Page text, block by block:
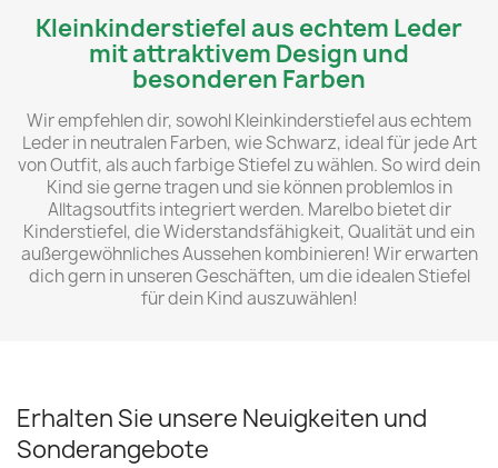
Kleinkinderstiefel aus echtem Leder
mit attraktivem Design und
besonderen Farben
Wir empfehlen dir, sowohl Kleinkinderstiefel aus echtem
Leder in neutralen Farben, wie Schwarz, ideal für jede Art
von Outfit, als auch farbige Stiefel zu wählen. So wird dein
Kind sie gerne tragen und sie können problemlos in
Alltagsoutfits integriert werden. Marelbo bietet dir
Kinderstiefel, die Widerstandsfähigkeit, Qualität und ein
außergewöhnliches Aussehen kombinieren! Wir erwarten
dich gern in unseren Geschäften, um die idealen Stiefel
für dein Kind auszuwählen!
Erhalten Sie unsere Neuigkeiten und
Sonderangebote